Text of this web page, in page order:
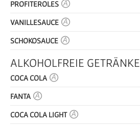
PROFITEROLES A
VANILLESAUCE A
SCHOKOSAUCE A
ALKOHOLFREIE GETRÄNKE
COCA COLA A
FANTA A
COCA COLA LIGHT A